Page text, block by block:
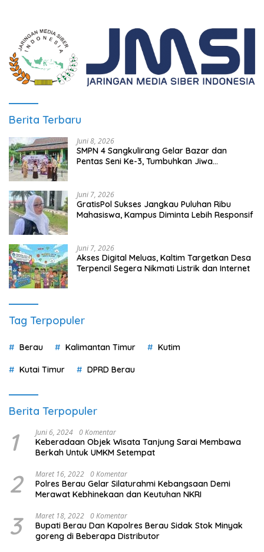
Berita Terbaru
Juni 8, 2026
SMPN 4 Sangkulirang Gelar Bazar dan
Pentas Seni Ke-3, Tumbuhkan Jiwa
Juni 7, 2026
GratisPol Sukses Jangkau Puluhan Ribu
Mahasiswa, Kampus Diminta Lebih Responsif
Juni 7, 2026
Akses Digital Meluas, Kaltim Targetkan Desa
Terpencil Segera Nikmati Listrik dan Internet
Tag Terpopuler
Berau Kalimantan Timur Kutim
Kutai Timur DPRD Berau
Berita Terpopuler
1 Juni 6, 2024 0 Komentar
Keberadaan Objek Wisata Tanjung Sarai Membawa
Berkah Untuk UMKM Setempat
2 Maret 16, 2022 0 Komentar
Polres Berau Gelar Silaturahmi Kebangsaan Demi
Merawat Kebhinekaan dan Keutuhan NKRI
3 Maret 18, 2022 0 Komentar
Bupati Berau Dan Kapolres Berau Sidak Stok Minyak
goreng di Beberapa Distributor